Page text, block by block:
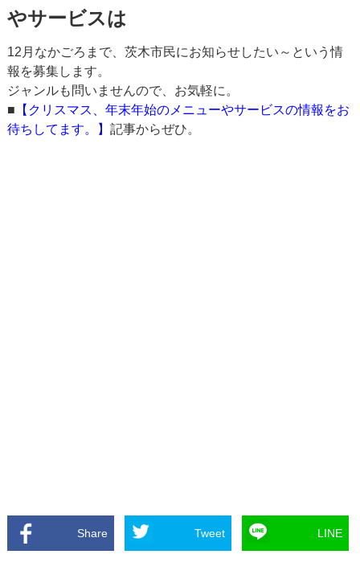
やサービスは
12月なかごろまで、茨木市民にお知らせしたい～という情
報を募集します。
ジャンルも問いませんので、お気軽に。
■ 【クリスマス、年末年始のメニューやサービスの情報をお
待ちしてます。】記事からぜひ。
Share Tweet LINE